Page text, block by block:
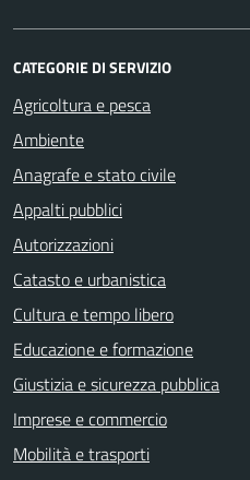
CATEGORIE DI SERVIZIO
Agricoltura e pesca
Ambiente
Anagrafe e stato civile
Appalti pubblici
Autorizzazioni
Catasto e urbanistica
Cultura e tempo libero
Educazione e formazione
Giustizia e sicurezza pubblica
Imprese e commercio
Mobilità e trasporti